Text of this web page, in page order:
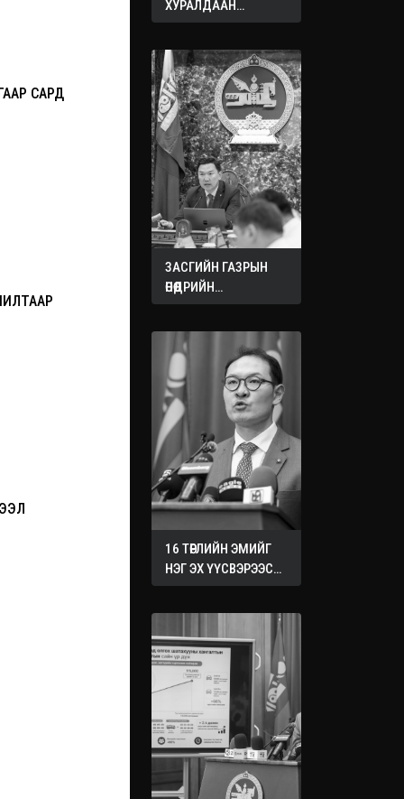
САРД
ХУРАЛДААН
ЭХЭЛЛЭЭ
ЗАСГИЙН ГАЗРЫН
ӨНӨӨДРИЙН
ХУРАЛДААНААС
ШИЙДВЭРҮҮД
16 ТӨРЛИЙН ЭМИЙГ
НЭГ ЭХ ҮҮСВЭРЭЭС
ХУДАЛДАН АВАХ